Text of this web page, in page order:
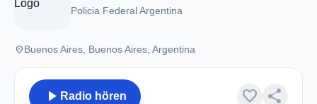
Policia Federal Argentina
placeBuenos Aires, Buenos Aires, Argentina
play_arrow Radio hören favorite share